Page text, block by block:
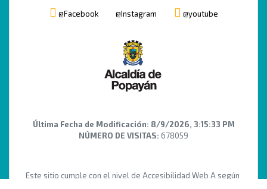
@Facebook @Instagram @youtube
Última Fecha de Modificación: 8/9/2026, 3:15:33 PM
NÚMERO DE VISITAS: 678059
Este sitio cumple con el nivel de Accesibilidad Web A según